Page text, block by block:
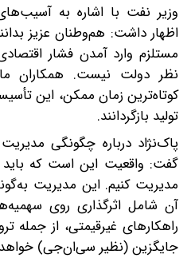
وزیر نفت با اشاره به
اظهار داشت: هم‌وطنان عزیز
مستلزم وارد آمدن فشار
نظر دولت نیست. همکاران ما
کوتاه‌ترین زمان ممکن، این
تولید بازگردانند.
پاک‌نژاد درباره چگونگی
گفت: واقعیت این است که
مدیریت کنیم. این مدیریت
آن شامل اثرگذاری روی
راهکارهای غیرقیمتی، از جمله
جایگزین (نظیر سی‌ان‌جی)